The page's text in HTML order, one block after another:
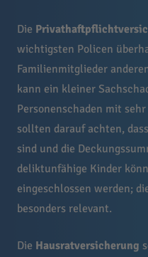
Die
wichtigsten Policen
Familienmitglieder
kann ein kleiner
Personenschaden mit
sollten darauf achten,
sind und die
deliktunfähige Kinder
eingeschlossen werden;
besonders relevant.
Die Hausratversicherung